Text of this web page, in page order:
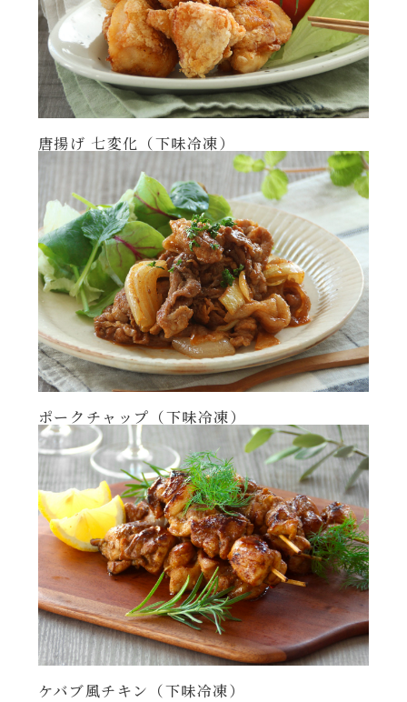
唐揚げ 七変化（下味冷凍）
ポークチャップ（下味冷凍）
ケバブ風チキン（下味冷凍）